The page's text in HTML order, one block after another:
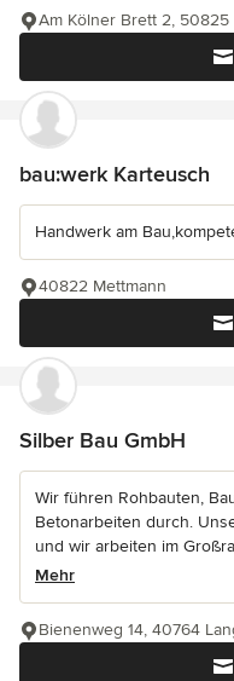
Am Kölner Brett 2, 50825
bau:werk Karteusch
Handwerk am
40822 Mettmann
Silber Bau GmbH
Wir führen Rohbauten,
Betonarbeiten durch.
und wir arbeiten im
Mehr
Bienenweg 14, 40764